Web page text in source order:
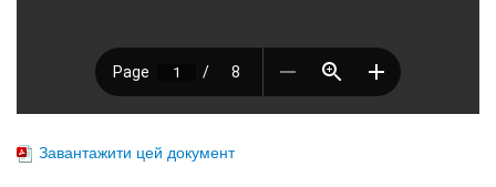
Завантажити цей документ